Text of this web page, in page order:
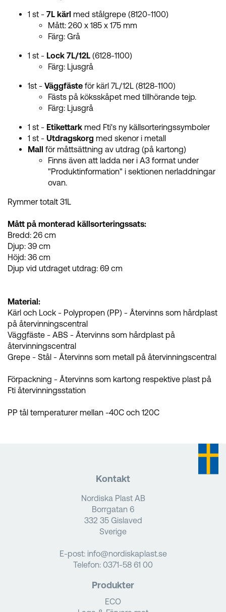
1 st - 7L kärl med stålgrepe (8120-1100)
Mått: 260 x 185 x 175 mm
Färg: Grå
1 st - Lock 7L/12L (6128-1100)
Färg: Ljusgrå
1st - Väggfäste för kärl 7L/12L (8128-1100)
Fästs på köksskåpet med tillhörande tejp.
Färg: Ljusgrå
1 st - Etikettark med Fti's ny källsorteringssymboler
1 st - Utdragskorg med skenor i metall
Mall för måttsättning av utdrag (på kartong)
Finns även att ladda ner i A3 format under
"Produktinformation" i sektionen nerladdningar
ovan.
Rymmer totalt 31L
Mått på monterad källsorteringssats:
Bredd: 26 cm
Djup: 39 cm
Höjd: 36 cm
Djup vid utdraget utdrag: 69 cm
Material:
Kärl och Lock - Polypropen (PP) - Återvinns som hårdplast
på återvinningscentral
Väggfäste - ABS - Återvinns som hårdplast på
återvinningscentral
Grepe - Stål - Återvinns som metall på återvinningscentral
Förpackning - Återvinns som kartong respektive plast på
Fti återvinningsstation
PP tål temperaturer mellan -40C och 120C
Kontakt
Nordiska Plast AB
Borrgatan 6
332 35 Gislaved
Sverige
E-post: info@nordiskaplast.se
Telefon: 0371-58 61 00
Produkter
ECO